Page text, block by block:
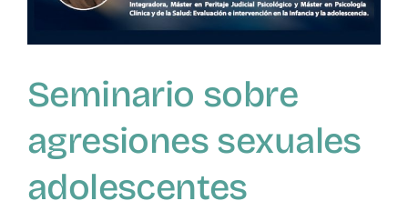
Seminario sobre
agresiones sexuales
adolescentes